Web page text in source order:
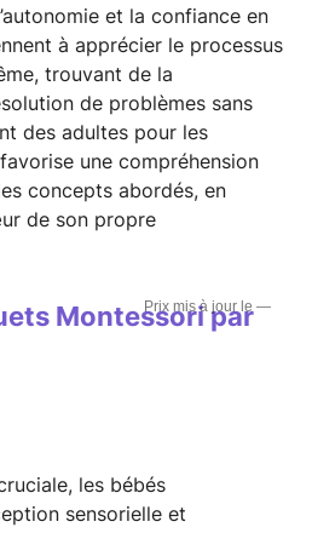
et la confiance en
à apprécier le processus
trouvant de la
de problèmes sans
des adultes pour les
une compréhension
concepts abordés, en
de son propre
—
Montessori par
les bébés
sensorielle et